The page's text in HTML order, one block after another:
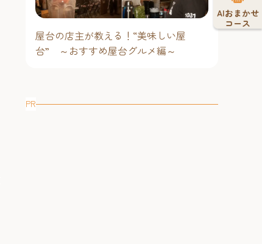
屋台の店主が教える！“美味しい屋
台” ～おすすめ屋台グルメ編～
PR
AIおまかせ
コース